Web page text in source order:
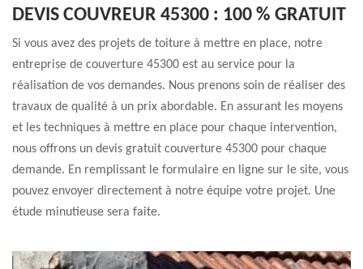
DEVIS COUVREUR 45300 : 100 % GRATUIT
Si vous avez des projets de toiture à mettre en place, notre
entreprise de couverture 45300 est au service pour la
réalisation de vos demandes. Nous prenons soin de réaliser des
travaux de qualité à un prix abordable. En assurant les moyens
et les techniques à mettre en place pour chaque intervention,
nous offrons un devis gratuit couverture 45300 pour chaque
demande. En remplissant le formulaire en ligne sur le site, vous
pouvez envoyer directement à notre équipe votre projet. Une
étude minutieuse sera faite.